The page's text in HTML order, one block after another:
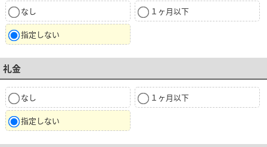
なし １ヶ月以下
指定しない
礼金
なし １ヶ月以下
指定しない